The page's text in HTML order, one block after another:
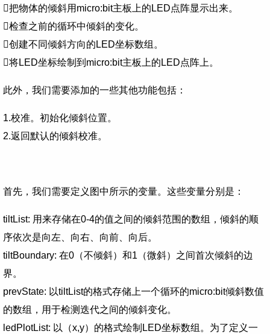
把物体的倾斜用micro:bit主板上的LED点阵显示出来。
检查之前的循环中倾斜的变化。
创建不同倾斜方向的LED坐标数组。
将LED坐标绘制到micro:bit主板上的LED点阵上。
此外，我们需要添加的一些其他功能包括：
1.校准。初始化倾斜位置。
2.返回默认的倾斜校准。
首先，我们需要定义图中所示的变量。这些变量分别是：
tiltList: 用来存储在0-4的值之间的倾斜范围的数组，倾斜的顺
序依次是向左、向右、向前、向后。
tiltBoundary: 在0（不倾斜）和1（微斜）之间首次倾斜的边
界。
prevState: 以tiltList的格式存储上一个循环的micro:bit倾斜数值
的数组，用于检测迭代之间的倾斜变化。
ledPlotList: 以（x,y）的格式绘制LED坐标数组。为了定义一